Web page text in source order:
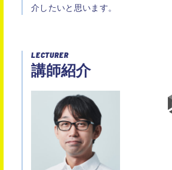
介したいと思います。
LECTURER
講師紹介